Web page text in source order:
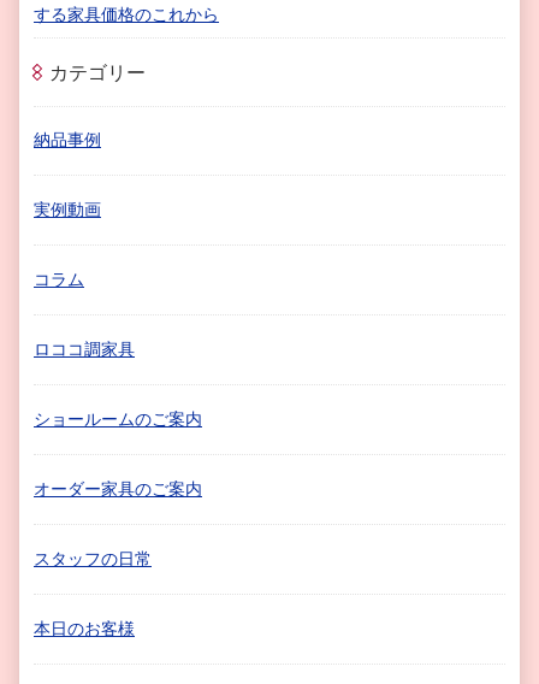
する家具価格のこれから
カテゴリー
納品事例
実例動画
コラム
ロココ調家具
ショールームのご案内
オーダー家具のご案内
スタッフの日常
本日のお客様